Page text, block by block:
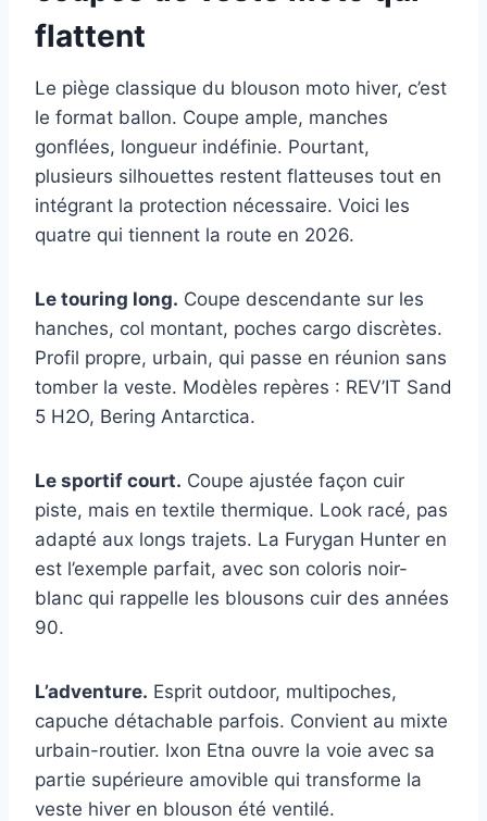
flattent
Le piège classique du blouson moto hiver, c’est
le format ballon. Coupe ample, manches
gonflées, longueur indéfinie. Pourtant,
plusieurs silhouettes restent flatteuses tout en
intégrant la protection nécessaire. Voici les
quatre qui tiennent la route en 2026.
Le touring long. Coupe descendante sur les
hanches, col montant, poches cargo discrètes.
Profil propre, urbain, qui passe en réunion sans
tomber la veste. Modèles repères : REV’IT Sand
5 H2O, Bering Antarctica.
Le sportif court. Coupe ajustée façon cuir
piste, mais en textile thermique. Look racé, pas
adapté aux longs trajets. La Furygan Hunter en
est l’exemple parfait, avec son coloris noir-
blanc qui rappelle les blousons cuir des années
90.
L’adventure. Esprit outdoor, multipoches,
capuche détachable parfois. Convient au mixte
urbain-routier. Ixon Etna ouvre la voie avec sa
partie supérieure amovible qui transforme la
veste hiver en blouson été ventilé.